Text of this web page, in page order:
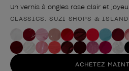
Un vernis à ongles rose clair et
Forme du produit
CLASSICS: SUZI SHOPS & ISLAND
ACHETEZ